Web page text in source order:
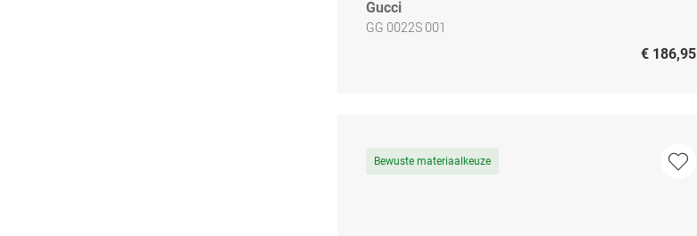
Gucci
GG 0022S 001
€ 186,95
Bewuste materiaalkeuze